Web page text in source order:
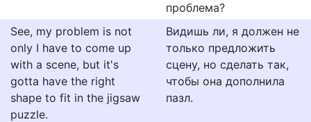
проблема?
See, my problem is not
only I have to come up
with a scene, but it's
gotta have the right
shape to fit in the jigsaw
puzzle.
Видишь ли, я должен не
только предложить
сцену, но сделать так,
чтобы она дополнила
пазл.